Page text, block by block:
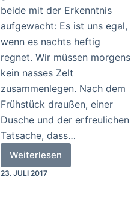
beide mit der Erkenntnis
aufgewacht: Es ist uns egal,
wenn es nachts heftig
regnet. Wir müssen morgens
kein nasses Zelt
zusammenlegen. Nach dem
Frühstück draußen, einer
Dusche und der erfreulichen
Tatsache, dass…
Weiterlesen
Schweden
23. JULI 2017